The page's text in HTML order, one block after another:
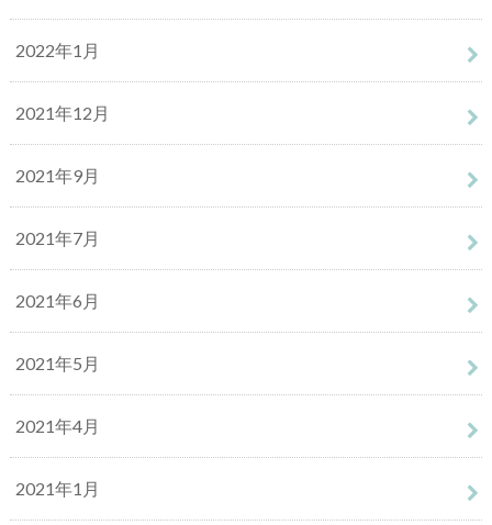
2022年1月
2021年12月
2021年9月
2021年7月
2021年6月
2021年5月
2021年4月
2021年1月